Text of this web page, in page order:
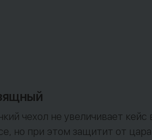
чехол не увеличивает кейс
но при этом защитит от